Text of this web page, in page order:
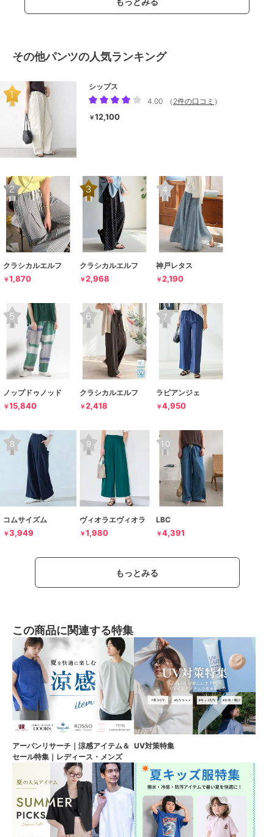
その他パンツの人気ランキング
シップス
4.00
（ 2件の口コミ ）
￥12,100
クラシカルエルフ
￥1,870
クラシカルエルフ
￥2,968
神戸レタス
￥2,190
ノップドゥノッド
￥15,840
クラシカルエルフ
￥2,418
ラビアンジェ
￥4,950
コムサイズム
￥3,949
ヴィオラエヴィオラ
￥1,980
LBC
￥4,391
もっとみる
この商品に関連する特集
アーバンリサーチ｜涼感アイテム＆
セール特集｜レディース・メンズ
UV対策特集